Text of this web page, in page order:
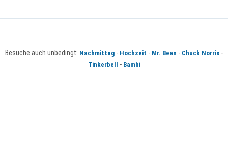
Besuche auch unbedingt: Nachmittag - Hochzeit - Mr. Bean - Chuck Norris -
Tinkerbell - Bambi